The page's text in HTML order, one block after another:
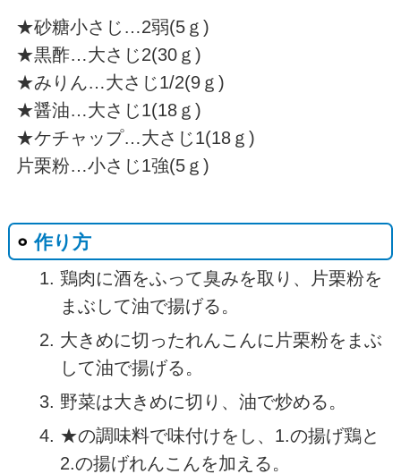
★砂糖小さじ…2弱(5ｇ)
★黒酢…大さじ2(30ｇ)
★みりん…大さじ1/2(9ｇ)
★醤油…大さじ1(18ｇ)
★ケチャップ…大さじ1(18ｇ)
片栗粉…小さじ1強(5ｇ)
作り方
鶏肉に酒をふって臭みを取り、片栗粉を
まぶして油で揚げる。
大きめに切ったれんこんに片栗粉をまぶ
して油で揚げる。
野菜は大きめに切り、油で炒める。
★の調味料で味付けをし、1.の揚げ鶏と
2.の揚げれんこんを加える。